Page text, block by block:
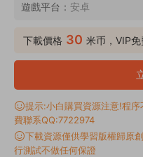
遊戲平台： 安卓
下載價格 30 米币，VIP免
提示:小白購買資源注意!程
費聯系QQ:7722974
下載資源僅供學習版權歸原
行測試不做任何保證